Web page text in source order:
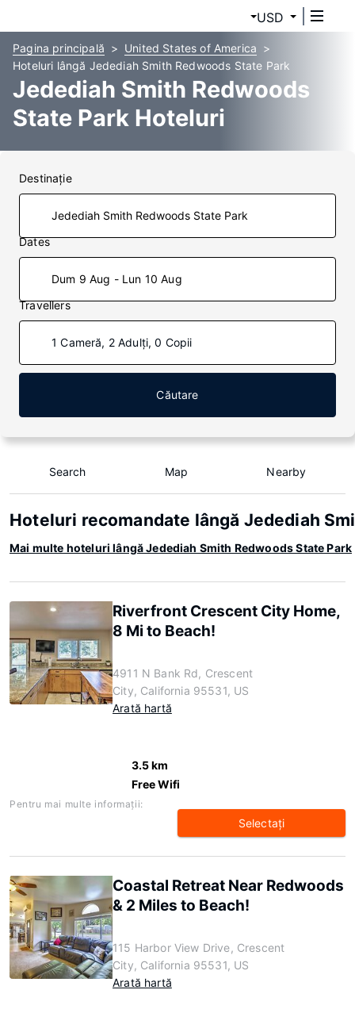
USD
Pagina principală
United States of America
Hoteluri lângă Jedediah Smith Redwoods State Park
Jedediah Smith Redwoods
State Park Hoteluri
Destinaţie
Dates
Dum 9 Aug - Lun 10 Aug
Travellers
1 Cameră, 2 Adulți, 0 Copii
Căutare
Search Map Nearby
Hoteluri recomandate lângă Jedediah
Mai multe hoteluri lângă Jedediah Smith Redwoods State Park
Riverfront Crescent City Home,
8 Mi to Beach!
4911 N Bank Rd, Crescent
City, California 95531, US
Arată hartă
3.5 km
Free Wifi
Pentru mai multe informaţii:
Selectaţi
Coastal Retreat Near Redwoods
& 2 Miles to Beach!
115 Harbor View Drive, Crescent
City, California 95531, US
Arată hartă